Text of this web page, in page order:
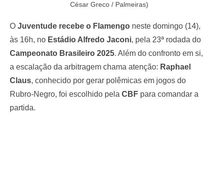
César Greco / Palmeiras)
O Juventude recebe o Flamengo neste domingo (14),
às 16h, no Estádio Alfredo Jaconi, pela 23ª rodada do
Campeonato Brasileiro 2025. Além do confronto em si,
a escalação da arbitragem chama atenção: Raphael
Claus, conhecido por gerar polêmicas em jogos do
Rubro-Negro, foi escolhido pela CBF para comandar a
partida.